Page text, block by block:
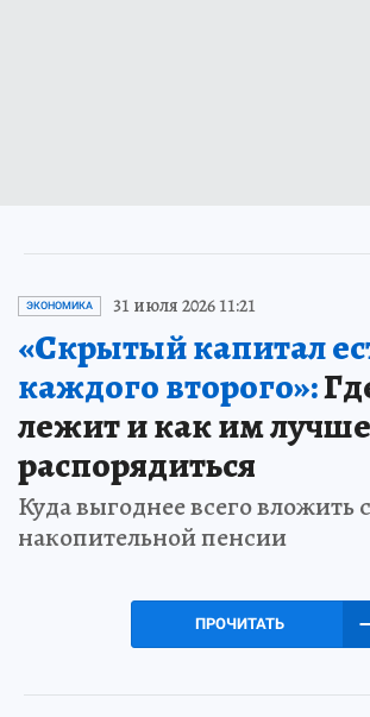
ЭКОНОМИКА 31 июля 2026 11:21
«Скрытый капитал
каждого второго»:
лежит и как им лучше
распорядиться
Куда выгоднее всего вложить
накопительной пенсии
ПРОЧИТАТЬ